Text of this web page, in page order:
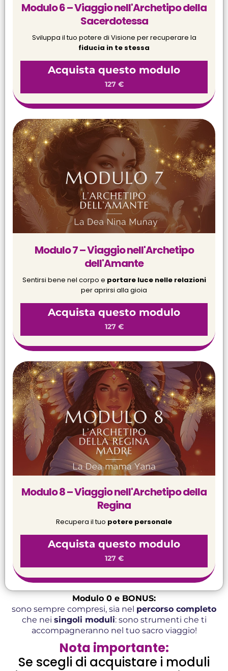
Modulo 6 – Viaggio nell'Archetipo della
Sacerdotessa
Sviluppa il tuo potere di Visione per recuperare la
fiducia in te stessa
Acquista questo modulo
127 €
Modulo 7 – Viaggio nell'Archetipo
dell'Amante
Sentirsi bene nel corpo e portare luce nelle relazioni
per aprirsi alla gioia
Acquista questo modulo
127 €
Modulo 8 – Viaggio nell'Archetipo della
Regina
Recupera il tuo potere personale
Acquista questo modulo
127 €
Modulo 0 e BONUS:
sono sempre compresi, sia nel percorso completo
che nei singoli moduli: sono strumenti che ti
accompagneranno nel tuo sacro viaggio!
Nota importante:
Se scegli di acquistare i moduli